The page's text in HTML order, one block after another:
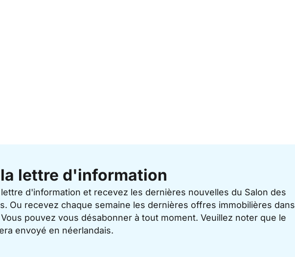
lettre d'information
d'information et recevez les dernières nouvelles du Salon des
Ou recevez chaque semaine les dernières offres immobilières dans
pouvez vous désabonner à tout moment. Veuillez noter que le
envoyé en néerlandais.